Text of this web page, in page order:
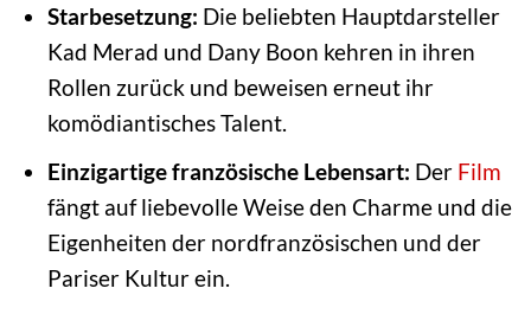
Starbesetzung: Die beliebten Hauptdarsteller
Kad Merad und Dany Boon kehren in ihren
Rollen zurück und beweisen erneut ihr
komödiantisches Talent.
Einzigartige französische Lebensart: Der Film
fängt auf liebevolle Weise den Charme und die
Eigenheiten der nordfranzösischen und der
Pariser Kultur ein.